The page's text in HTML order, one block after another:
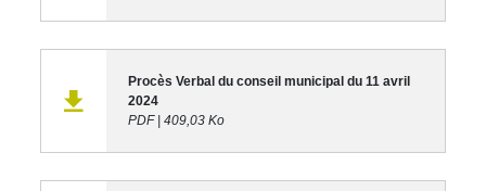
Procès Verbal du conseil municipal du 11 avril
2024
PDF|409,03 Ko